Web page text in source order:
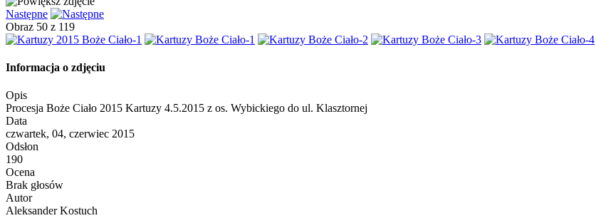
Następne
Obraz 50 z 119
Informacja o zdjęciu
Opis
Procesja Boże Ciało 2015 Kartuzy 4.5.2015 z os. Wybickiego do ul. Klasztornej
Data
czwartek, 04, czerwiec 2015
Odsłon
190
Ocena
Brak głosów
Autor
Aleksander Kostuch